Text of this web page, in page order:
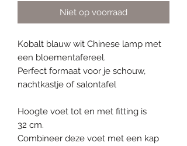
Niet op voorraad
Kobalt blauw wit Chinese lamp met
een bloementafereel.
Perfect formaat voor je schouw,
nachtkastje of salontafel
Hoogte voet tot en met fitting is
32 cm.
Combineer deze voet met een kap